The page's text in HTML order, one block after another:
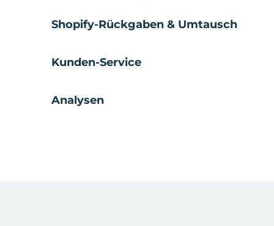
Shopify-Rückgaben & Umtausch
Kunden-Service
Analysen